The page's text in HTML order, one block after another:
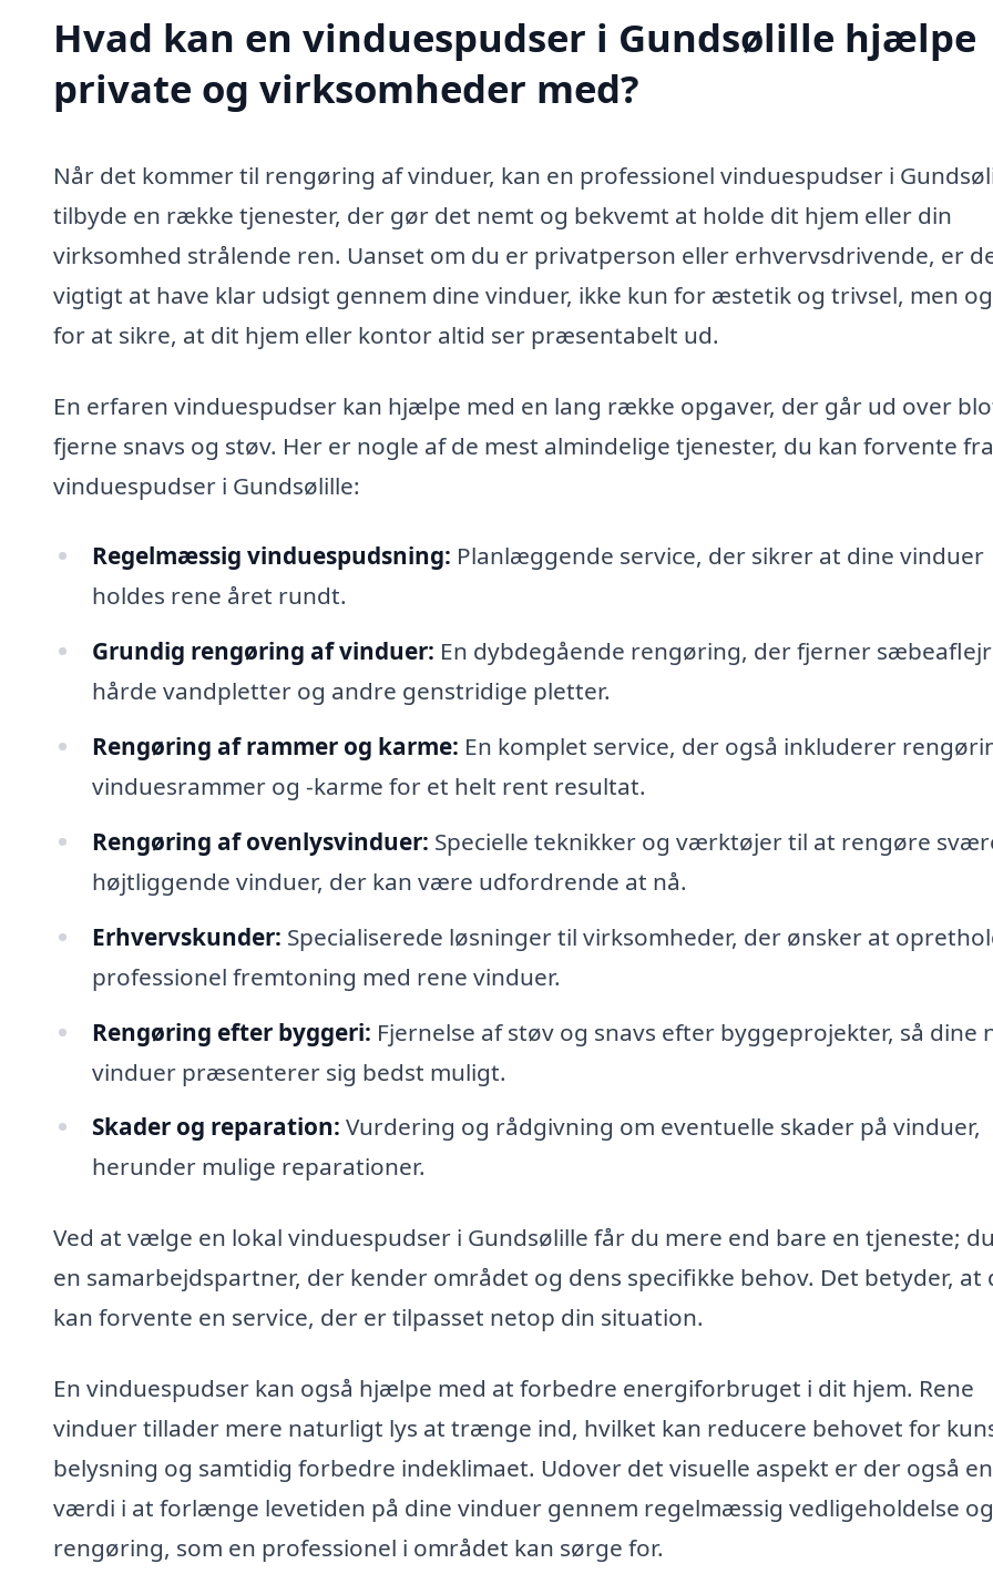
Hvad kan en vinduespudser i Gundsølille hjælpe
private og virksomheder med?
Når det kommer til rengøring af vinduer, kan en professionel vinduespudser i
tilbyde en række tjenester, der gør det nemt og bekvemt at holde dit hjem eller din
virksomhed strålende ren. Uanset om du er privatperson eller erhvervsdrivende, er
vigtigt at have klar udsigt gennem dine vinduer, ikke kun for æstetik og trivsel, men
for at sikre, at dit hjem eller kontor altid ser præsentabelt ud.
En erfaren vinduespudser kan hjælpe med en lang række opgaver, der går ud over
fjerne snavs og støv. Her er nogle af de mest almindelige tjenester, du kan forvente
vinduespudser i Gundsølille:
Regelmæssig vinduespudsning: Planlæggende service, der sikrer at dine vinduer
holdes rene året rundt.
Grundig rengøring af vinduer: En dybdegående rengøring, der fjerner
hårde vandpletter og andre genstridige pletter.
Rengøring af rammer og karme: En komplet service, der også inkluderer
vinduesrammer og -karme for et helt rent resultat.
Rengøring af ovenlysvinduer: Specielle teknikker og værktøjer til at rengøre
højtliggende vinduer, der kan være udfordrende at nå.
Erhvervskunder: Specialiserede løsninger til virksomheder, der ønsker at
professionel fremtoning med rene vinduer.
Rengøring efter byggeri: Fjernelse af støv og snavs efter byggeprojekter, så dine
vinduer præsenterer sig bedst muligt.
Skader og reparation: Vurdering og rådgivning om eventuelle skader på vinduer,
herunder mulige reparationer.
Ved at vælge en lokal vinduespudser i Gundsølille får du mere end bare en tjeneste;
en samarbejdspartner, der kender området og dens specifikke behov. Det betyder, at
kan forvente en service, der er tilpasset netop din situation.
En vinduespudser kan også hjælpe med at forbedre energiforbruget i dit hjem. Rene
vinduer tillader mere naturligt lys at trænge ind, hvilket kan reducere behovet for
belysning og samtidig forbedre indeklimaet. Udover det visuelle aspekt er der også en
værdi i at forlænge levetiden på dine vinduer gennem regelmæssig vedligeholdelse og
rengøring, som en professionel i området kan sørge for.